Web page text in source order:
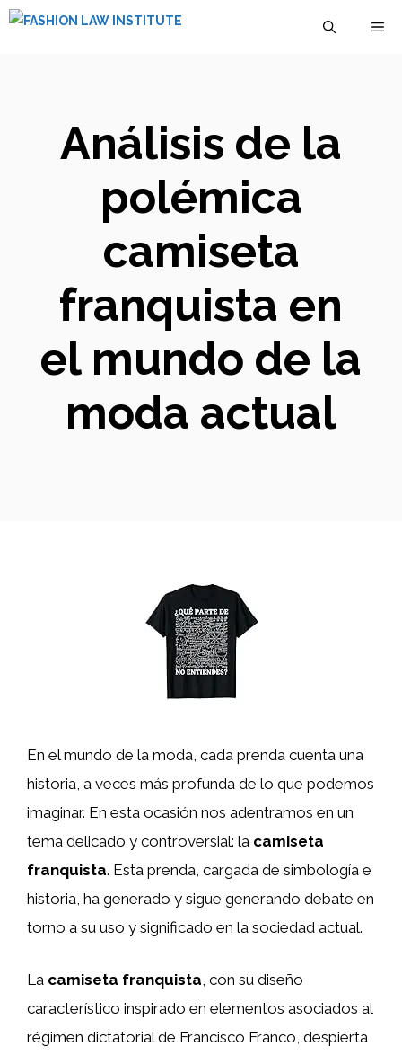
Saltar
Análisis de la
polémica
camiseta
franquista en
el mundo de la
moda actual
En el mundo de la moda, cada prenda cuenta una
historia, a veces más profunda de lo que podemos
imaginar. En esta ocasión nos adentramos en un
tema delicado y controversial: la camiseta
franquista. Esta prenda, cargada de simbología e
historia, ha generado y sigue generando debate en
torno a su uso y significado en la sociedad actual.
La camiseta franquista , con su diseño
característico inspirado en elementos asociados al
régimen dictatorial de Francisco Franco, despierta